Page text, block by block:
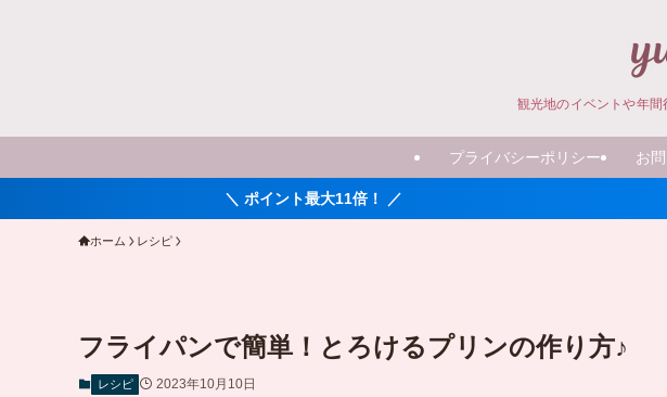
観光地のイベントや年
プライバシーポリシー お
＼ ポイント最大11倍！ ／
ホーム レシピ
フライパンで簡単！とろけるプリンの作り方♪
レシピ 2023年10月10日